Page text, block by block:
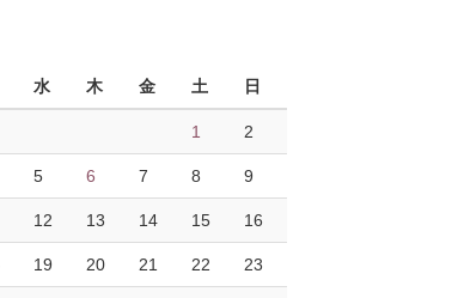
水 木 金 土 日
1 2
5 6 7 8 9
12 13 14 15 16
19 20 21 22 23